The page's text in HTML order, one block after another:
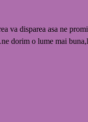
va disparea asa ne
dorim o lume mai